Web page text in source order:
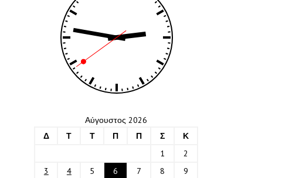
Αύγουστος 2026
Δ
Τ Τ Π Π Σ
Κ
1
2
3
4 5 6 7 8
9